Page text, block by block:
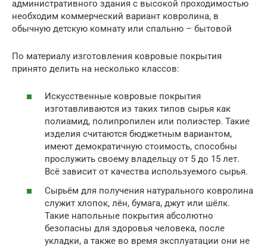
административного здания с высокой проходимостью
необходим коммерческий вариант ковролина, в
обычную детскую комнату или спальню – бытовой
По материалу изготовления ковровые покрытия
принято делить на несколько классов:
Искусственные ковровые покрытия
изготавливаются из таких типов сырья как
полиамид, полипропилен или полиэстер. Такие
изделия считаются бюджетным вариантом,
имеют демократичную стоимость, способны
прослужить своему владельцу от 5 до 15 лет.
Всё зависит от качества используемого сырья.
Сырьём для получения натурального ковролина
служит хлопок, лён, бумага, джут или шёлк.
Такие напольные покрытия абсолютно
безопасны для здоровья человека, после
укладки, а также во время эксплуатации они не